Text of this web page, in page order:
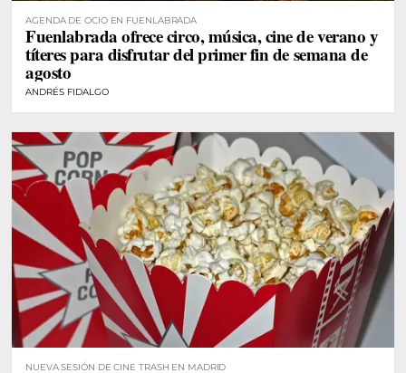
AGENDA DE OCIO EN FUENLABRADA
Fuenlabrada ofrece circo, música, cine de verano y
títeres para disfrutar del primer fin de semana de
agosto
ANDRÉS FIDALGO
NUEVA SESIÓN DE CINE TRASH EN MADRID